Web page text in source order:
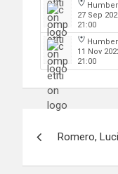
Humberto
27 Sep
21:00
Humberto
11 Nov
21:00
Romero,